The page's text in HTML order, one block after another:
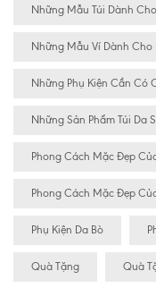
Những Mẫu Túi Dành
Những Mẫu Ví Dành Cho
Những Phụ Kiện Cần Có
Những Sản Phẩm Túi Da
Phong Cách Mặc Đẹp
Phong Cách Mặc Đẹp
Phụ Kiện Da Bò
Quà Tặng Quà